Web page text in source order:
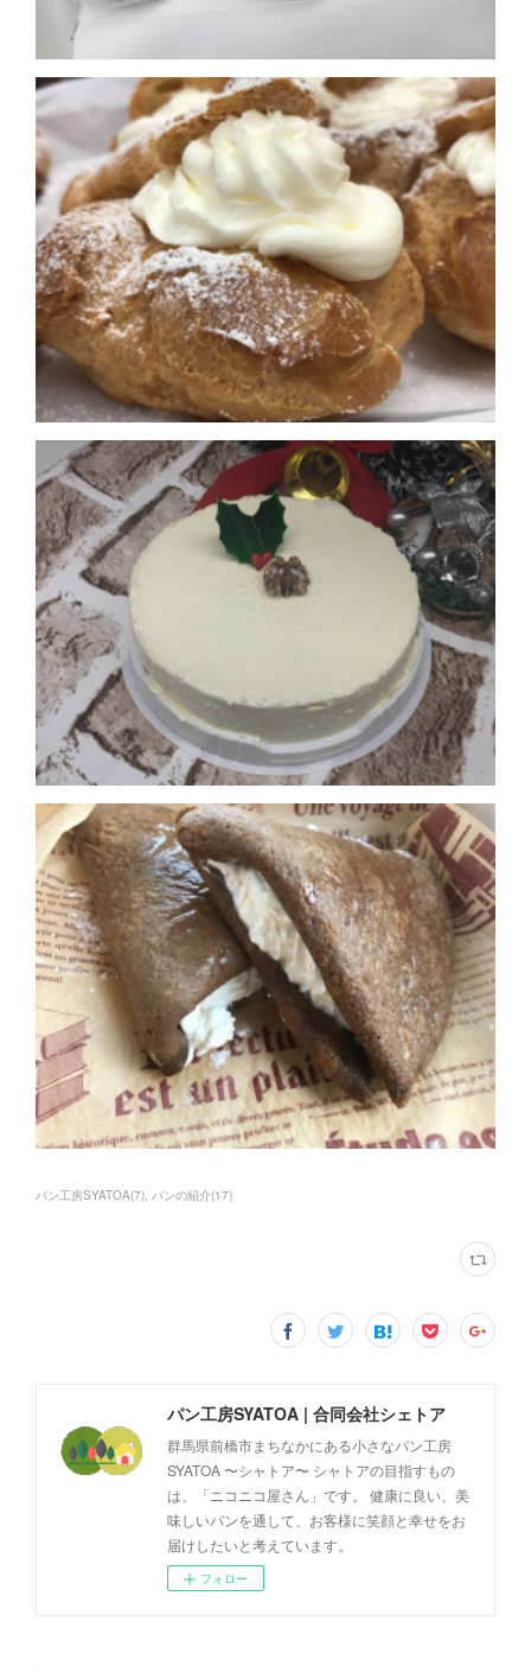
パン工房SYATOA(7) パンの紹介(17)
パン工房SYATOA | 合同会社シェトア
群馬県前橋市まちなかにある小さなパン工房
SYATOA 〜シャトア〜 シャトアの目指すもの
は、「ニコニコ屋さん」です。 健康に良い、美
味しいパンを通して、お客様に笑顔と幸せをお
届けしたいと考えています。
フォロー